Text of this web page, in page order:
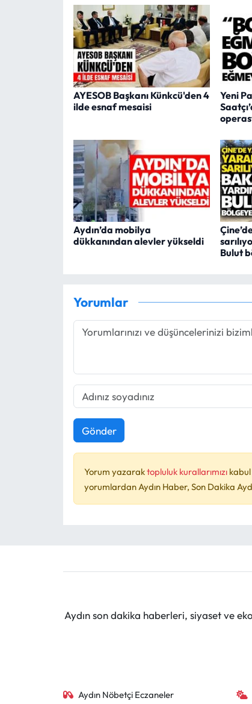
AYESOB Başkanı Künkcü'den 4
ilde esnaf mesaisi
Yeni
Aydın’da mobilya
dükkanından alevler yükseldi
Bulut
Yorumlar
Gönder
Yorum yazaraktopluluk kurallarımızı
yorumlardan Aydın Haber, Son Dakika
Aydın son dakika haberleri, siyaset ve
Aydın Nöbetçi Eczaneler